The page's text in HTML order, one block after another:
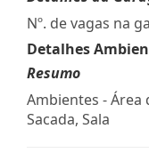
Nº. de vagas na
Detalhes
Resumo
Ambientes - Área
Sacada, Sala